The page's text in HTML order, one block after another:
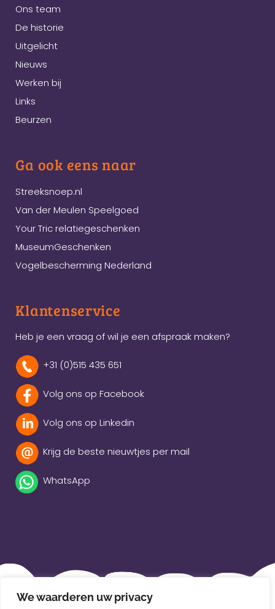
We waarderen uw privacy
Ons team
De historie
Uitgelicht
Nieuws
Werken bij
Links
Beurzen
Ga ook eens naar
Streeksnoep.nl
Van der Meulen Speelgoed
Your Tric relatiegeschenken
MuseumGeschenken
Vogelbescherming Nederland
Klantenservice
Heb je een vraag of wil je een afspraak maken?
+31 (0)515 435 651
Volg ons op Facebook
Volg ons op Linkedin
Krijg de beste nieuwtjes per mail
WhatsApp
Beleidsverklaring